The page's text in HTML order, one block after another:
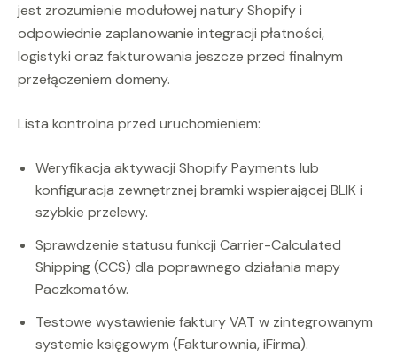
jest zrozumienie modułowej natury Shopify i
odpowiednie zaplanowanie integracji płatności,
logistyki oraz fakturowania jeszcze przed finalnym
przełączeniem domeny.
Lista kontrolna przed uruchomieniem:
Weryfikacja aktywacji Shopify Payments lub
konfiguracja zewnętrznej bramki wspierającej BLIK i
szybkie przelewy.
Sprawdzenie statusu funkcji Carrier-Calculated
Shipping (CCS) dla poprawnego działania mapy
Paczkomatów.
Testowe wystawienie faktury VAT w zintegrowanym
systemie księgowym (Fakturownia, iFirma).